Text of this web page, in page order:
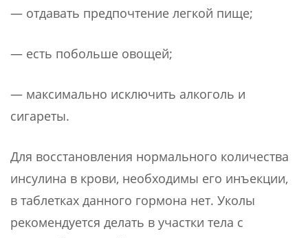
— отдавать предпочтение легкой пище;
— есть побольше овощей;
— максимально исключить алкоголь и
сигареты.
Для восстановления нормального количества
инсулина в крови, необходимы его инъекции,
в таблетках данного гормона нет. Уколы
рекомендуется делать в участки тела с